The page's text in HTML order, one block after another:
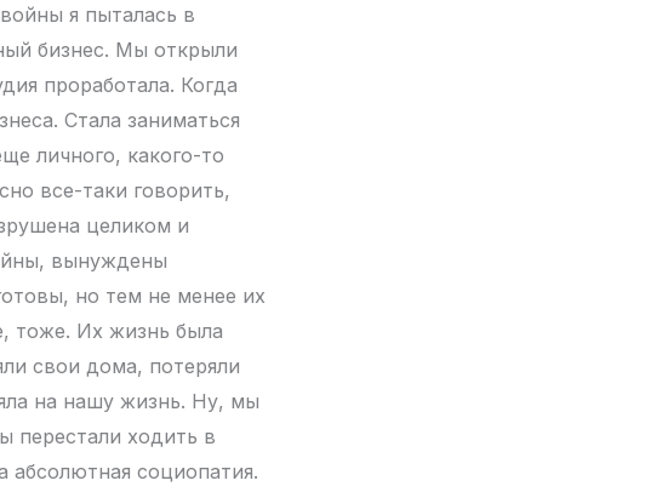
я пыталась в
бизнес. Мы открыли
проработала. Когда
Стала заниматься
личного, какого-то
все-таки говорить,
целиком и
вынуждены
но тем не менее их
тоже. Их жизнь была
свои дома, потеряли
на нашу жизнь. Ну, мы
перестали ходить в
социопатия.